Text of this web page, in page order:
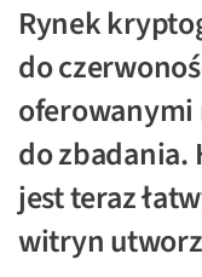
Rynek
do
oferowanymi
do
jest teraz
witryn